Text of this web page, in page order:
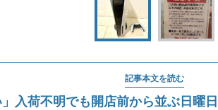
記事本文を読む
」入荷不明でも開店前から並ぶ日